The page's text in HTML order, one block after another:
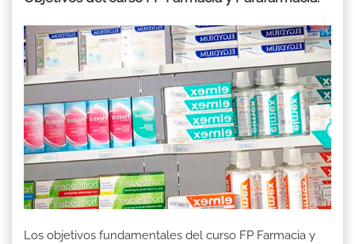
Los objetivos fundamentales del curso FP Farmacia y